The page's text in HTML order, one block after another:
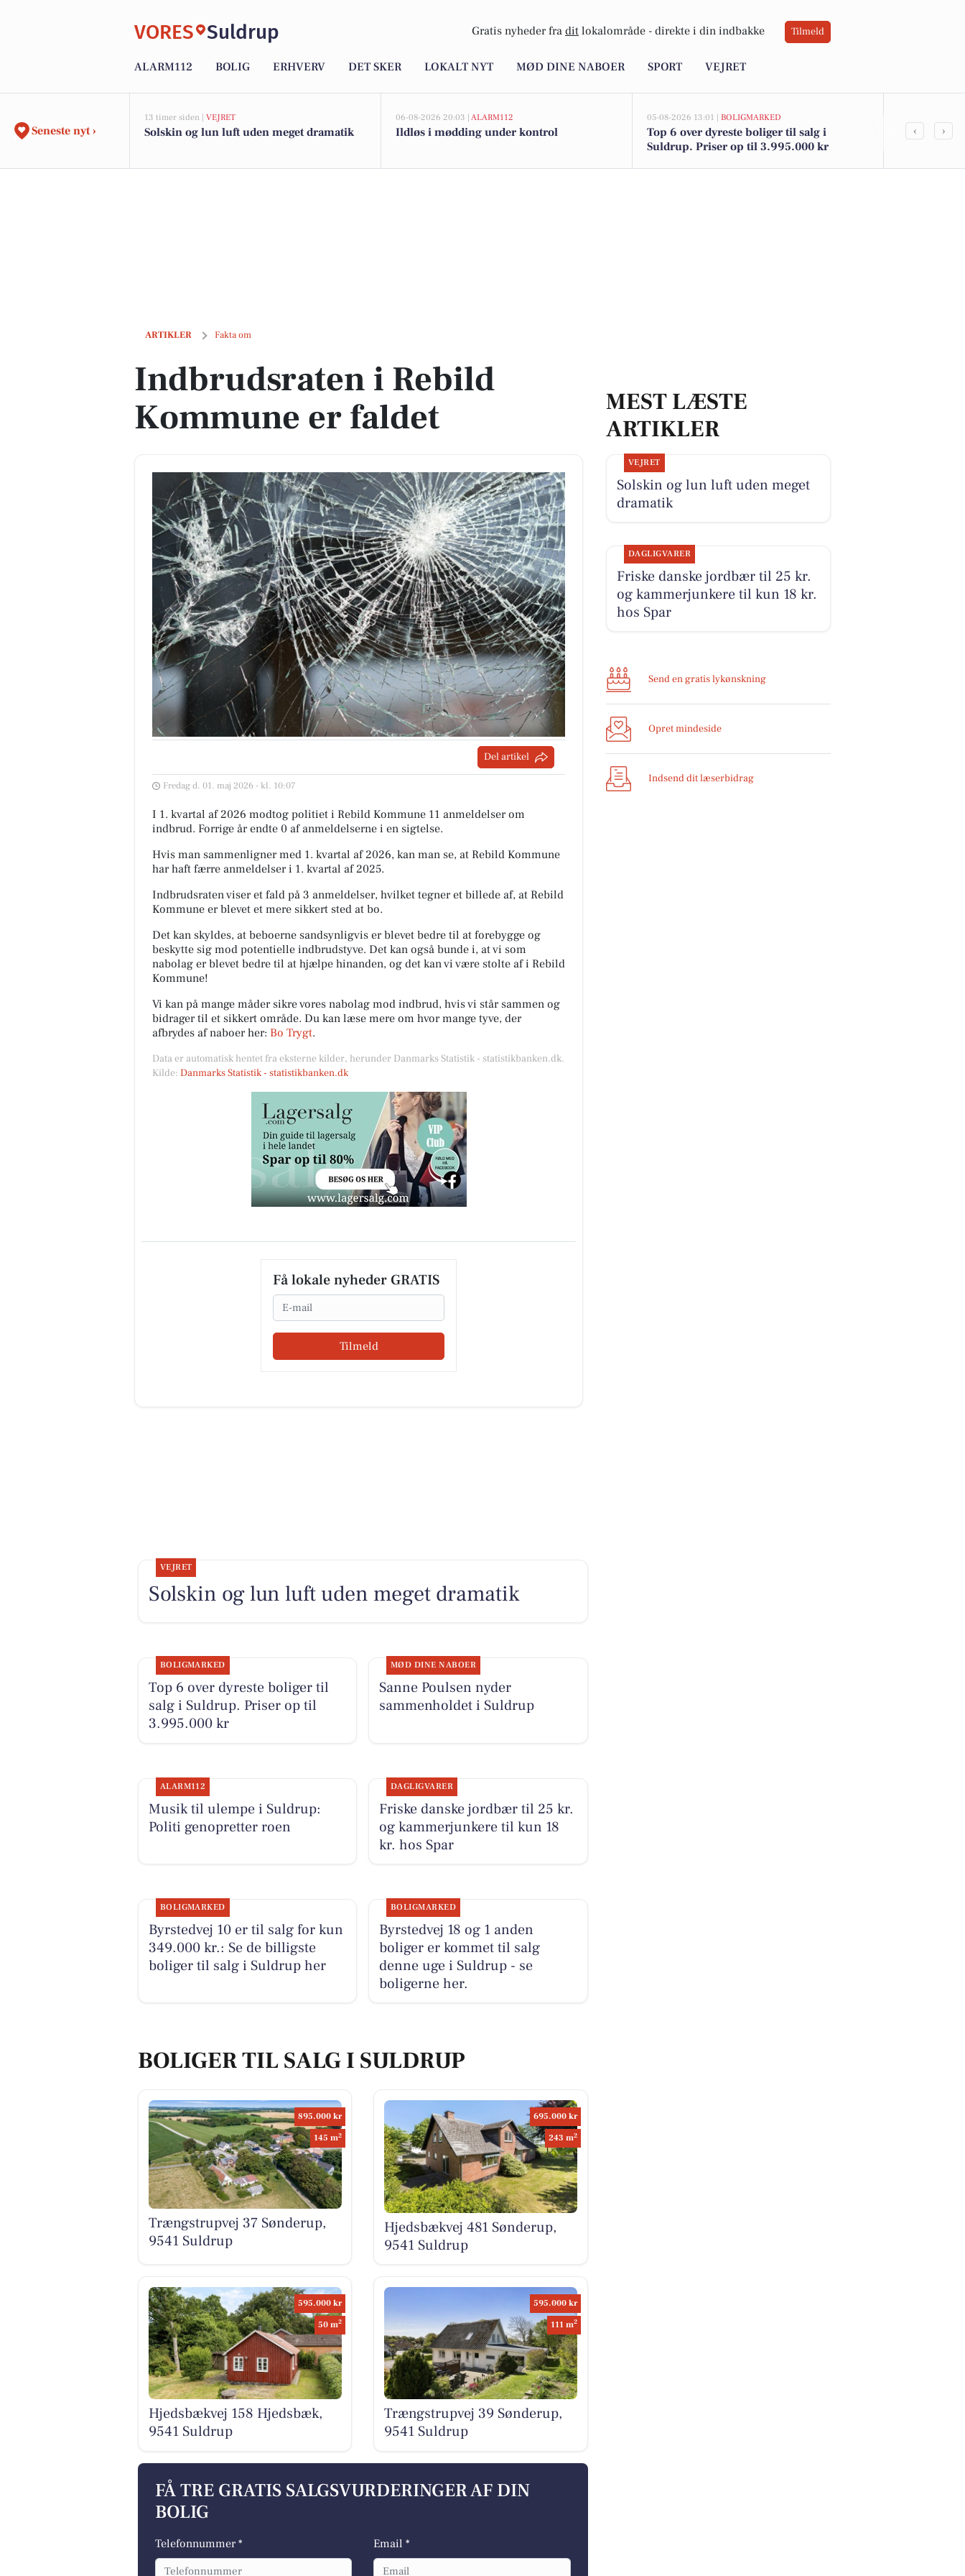
VORES Suldrup Gratis nyheder fra dit lokalområde - direkte i din indbakke Tilmeld
ALARM112 BOLIG ERHVERV DET SKER LOKALT NYT MØD DINE NABOER SPORT VEJRET
Seneste nyt ›
13 timer siden | VEJRET
Solskin og lun luft uden meget dramatik
06-08-2026 20:03 | ALARM112
Ildløs i mødding under kontrol
05-08-2026 13:01 | BOLIGMARKED
Top 6 over dyreste boliger til salg i
Suldrup. Priser op til 3.995.000 kr
Sanne
‹ ›
ARTIKLER Fakta om
Indbrudsraten i Rebild Kommune er faldet
Indbrudsraten i Rebild
Kommune er faldet
Del artikel
Fredag d. 01. maj 2026 - kl. 10:07
I 1. kvartal af 2026 modtog politiet i Rebild Kommune 11 anmeldelser om
indbrud. Forrige år endte 0 af anmeldelserne i en sigtelse.
Hvis man sammenligner med 1. kvartal af 2026, kan man se, at Rebild Kommune
har haft færre anmeldelser i 1. kvartal af 2025.
Indbrudsraten viser et fald på 3 anmeldelser, hvilket tegner et billede af, at Rebild
Kommune er blevet et mere sikkert sted at bo.
Det kan skyldes, at beboerne sandsynligvis er blevet bedre til at forebygge og
beskytte sig mod potentielle indbrudstyve. Det kan også bunde i, at vi som
nabolag er blevet bedre til at hjælpe hinanden, og det kan vi være stolte af i Rebild
Kommune!
Vi kan på mange måder sikre vores nabolag mod indbrud, hvis vi står sammen og
bidrager til et sikkert område. Du kan læse mere om hvor mange tyve, der
afbrydes af naboer her: Bo Trygt.
Data er automatisk hentet fra eksterne kilder, herunder Danmarks Statistik - statistikbanken.dk.
Kilde: Danmarks Statistik - statistikbanken.dk
Få lokale nyheder GRATIS
Email
Tilmeld
MEST LÆSTE
ARTIKLER
VEJRET
Solskin og lun luft uden meget
dramatik
DAGLIGVARER
Friske danske jordbær til 25 kr.
og kammerjunkere til kun 18 kr.
hos Spar
Send en gratis lykønskning
Opret mindeside
Indsend dit læserbidrag
VEJRET
Solskin og lun luft uden meget dramatik
BOLIGMARKED
Top 6 over dyreste boliger til
salg i Suldrup. Priser op til
3.995.000 kr
MØD DINE NABOER
Sanne Poulsen nyder
sammenholdet i Suldrup
ALARM112
Musik til ulempe i Suldrup:
Politi genopretter roen
DAGLIGVARER
Friske danske jordbær til 25 kr.
og kammerjunkere til kun 18
kr. hos Spar
BOLIGMARKED
Byrstedvej 10 er til salg for kun
349.000 kr.: Se de billigste
boliger til salg i Suldrup her
BOLIGMARKED
Byrstedvej 18 og 1 anden
boliger er kommet til salg
denne uge i Suldrup - se
boligerne her.
BOLIGER TIL SALG I SULDRUP
895.000 kr
145 m2
Trængstrupvej 37 Sønderup,
9541 Suldrup
695.000 kr
243 m2
Hjedsbækvej 481 Sønderup,
9541 Suldrup
595.000 kr
50 m2
Hjedsbækvej 158 Hjedsbæk,
9541 Suldrup
595.000 kr
111 m2
Trængstrupvej 39 Sønderup,
9541 Suldrup
FÅ TRE GRATIS SALGSVURDERINGER AF DIN
BOLIG
Telefonnummer * Email *